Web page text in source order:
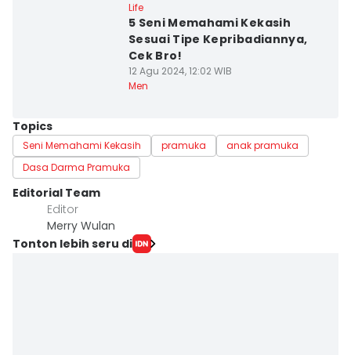
Life
5 Seni Memahami Kekasih
Sesuai Tipe Kepribadiannya,
Cek Bro!
12 Agu 2024, 12:02 WIB
Men
Topics
Seni Memahami Kekasih pramuka
anak pramuka
Dasa Darma Pramuka
Editorial Team
Editor
Merry Wulan
Tonton lebih seru di